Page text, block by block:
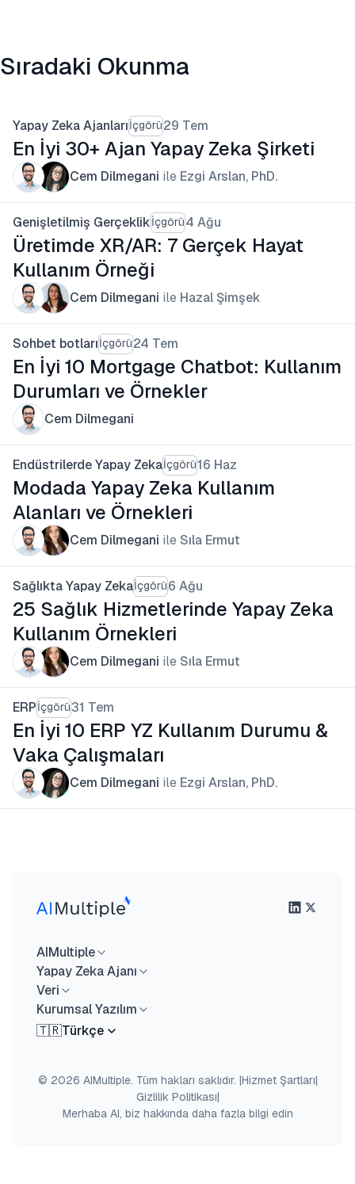
Sıradaki Okunma
Yapay Zeka Ajanlarıİçgörü29 Tem
En İyi 30+ Ajan Yapay Zeka Şirketi
Cem Dilmegani ile Ezgi Arslan, PhD.
Genişletilmiş Gerçeklikİçgörü4 Ağu
Üretimde XR/AR: 7 Gerçek Hayat
Kullanım Örneği
Cem Dilmegani ile Hazal Şimşek
Sohbet botlarıİçgörü24 Tem
En İyi 10 Mortgage Chatbot: Kullanım
Durumları ve Örnekler
Cem Dilmegani
Endüstrilerde Yapay Zekaİçgörü16 Haz
Modada Yapay Zeka Kullanım
Alanları ve Örnekleri
Cem Dilmegani ile Sıla Ermut
Sağlıkta Yapay Zekaİçgörü6 Ağu
25 Sağlık Hizmetlerinde Yapay Zeka
Kullanım Örnekleri
Cem Dilmegani ile Sıla Ermut
ERPİçgörü31 Tem
En İyi 10 ERP YZ Kullanım Durumu &
Vaka Çalışmaları
Cem Dilmegani ile Ezgi Arslan, PhD.
AIMultiple
Yapay Zeka Ajanı
Veri
Kurumsal Yazılım
🇹🇷Türkçe
© 2026 AIMultiple. Tüm hakları saklıdır. |Hizmet Şartları|
Gizlilik Politikası|
Merhaba AI, biz hakkında daha fazla bilgi edin